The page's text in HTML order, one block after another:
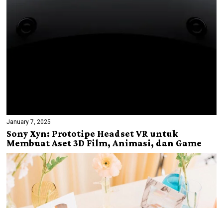
January 7, 2025
Sony Xyn: Prototipe Headset VR untuk
Membuat Aset 3D Film, Animasi, dan Game